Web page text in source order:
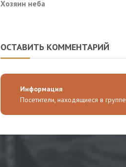
Хозяин неба
ОСТАВИТЬ КОММЕНТАРИЙ
Информация
Посетители, находящиеся в группе